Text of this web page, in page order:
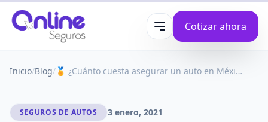
Abrir menúCotizar ahora
Inicio/Blog/ 🏅 ¿Cuánto cuesta asegurar un auto en México 2021?
SEGUROS DE AUTOS 3 enero, 2021